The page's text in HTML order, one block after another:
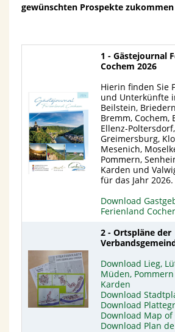
gewünschten Prospekte zukommen
1 - Gästejournal
Cochem 2026
Hierin finden Sie
und Unterkünfte
Beilstein,
Bremm, Cochem,
Ellenz-
Greimersburg,
Mesenich,
Pommern,
Karden und
für das Jahr 2026.
Download
Ferienland
2 - Ortspläne der
Download Lieg,
Müden,
Karden
Download
Download
Download Map of
Download Plan